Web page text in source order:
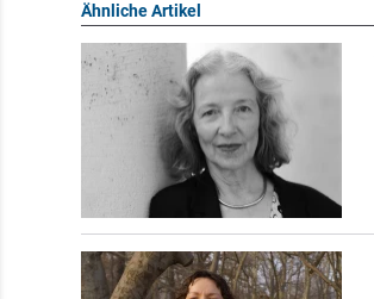
Ähnliche Artikel